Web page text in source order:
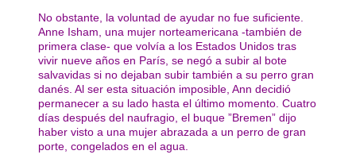
No obstante, la voluntad de ayudar no fue suficiente.
Anne Isham, una mujer norteamericana -también de
primera clase- que volvía a los Estados Unidos tras
vivir nueve años en París, se negó a subir al bote
salvavidas si no dejaban subir también a su perro gran
danés. Al ser esta situación imposible, Ann decidió
permanecer a su lado hasta el último momento. Cuatro
días después del naufragio, el buque ”Bremen” dijo
haber visto a una mujer abrazada a un perro de gran
porte, congelados en el agua.